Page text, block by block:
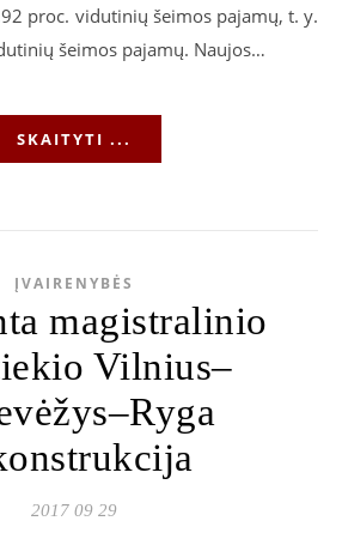
proc. vidutinių šeimos pajamų, t. y.
šeimos pajamų. Naujos…
SKAITYTI ...
ĮVAIRENYBĖS
magistralinio
Vilnius–
2017 09 29